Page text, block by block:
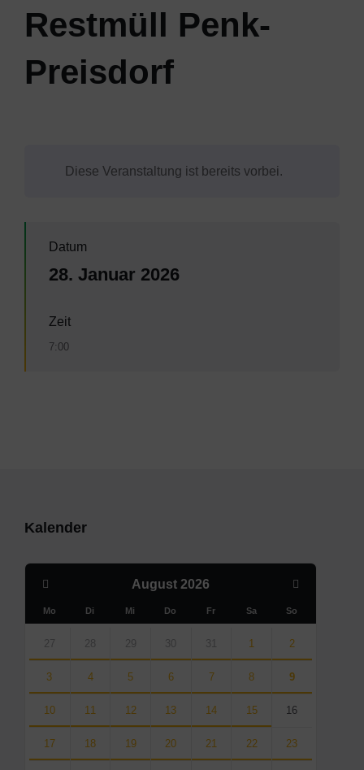
Restmüll Penk-
Preisdorf
Diese Veranstaltung ist bereits vorbei.
Datum
28. Januar 2026
Zeit
7:00
Kalender
August 2026
Month
Mo Di Mi Do Fr Sa So
calendar
days
27 28 29 30 31 1 2
3 4 5 6 7 8 9
10 11 12 13 14 15 16
17 18 19 20 21 22 23